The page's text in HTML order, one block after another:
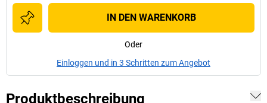
IN DEN WARENKORB
Oder
Einloggen und in 3 Schritten zum Angebot
Produktbeschreibung